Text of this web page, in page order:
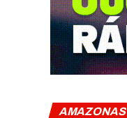
AMAZONAS